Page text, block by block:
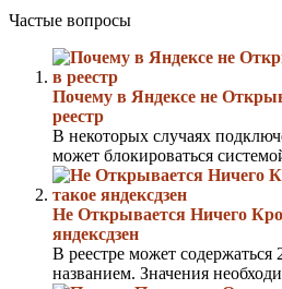
Частые вопросы
Почему в Яндексе не
реестр
В некоторых случаях
может блокироваться
Не Открывается Ничего
яндексдзен
В реестре может
названием. Значения